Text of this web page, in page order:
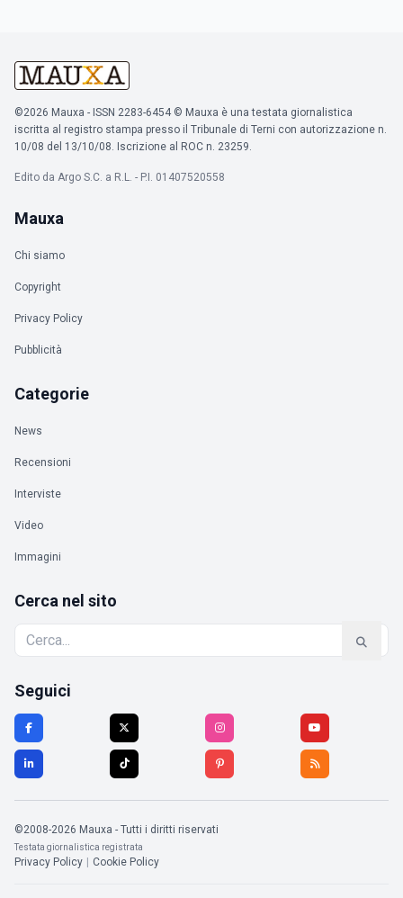
©2026 Mauxa - ISSN 2283-6454 © Mauxa è una testata giornalistica
iscritta al registro stampa presso il Tribunale di Terni con autorizzazione n.
10/08 del 13/10/08. Iscrizione al ROC n. 23259.
Edito da Argo S.C. a R.L. - P.I. 01407520558
Mauxa
Chi siamo
Copyright
Privacy Policy
Pubblicità
Categorie
News
Recensioni
Interviste
Video
Immagini
Cerca nel sito
Seguici
©2008-2026 Mauxa - Tutti i diritti riservati
Testata giornalistica registrata
Privacy Policy Cookie Policy